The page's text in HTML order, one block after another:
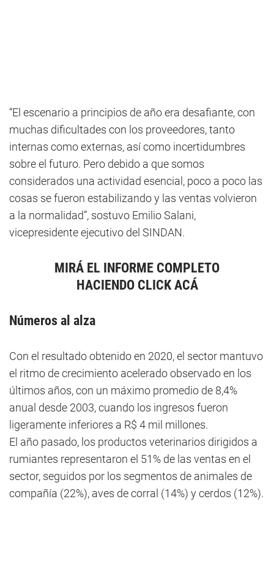
“El escenario a principios de año era desafiante, con
muchas dificultades con los proveedores, tanto
internas como externas, así como incertidumbres
sobre el futuro. Pero debido a que somos
considerados una actividad esencial, poco a poco las
cosas se fueron estabilizando y las ventas volvieron
a la normalidad”, sostuvo Emilio Salani,
vicepresidente ejecutivo del SINDAN.
MIRÁ EL INFORME COMPLETO
HACIENDO CLICK ACÁ
Números al alza
Con el resultado obtenido en 2020, el sector mantuvo
el ritmo de crecimiento acelerado observado en los
últimos años, con un máximo promedio de 8,4%
anual desde 2003, cuando los ingresos fueron
ligeramente inferiores a R$ 4 mil millones.
El año pasado, los productos veterinarios dirigidos a
rumiantes representaron el 51% de las ventas en el
sector, seguidos por los segmentos de animales de
compañía (22%), aves de corral (14%) y cerdos (12%).